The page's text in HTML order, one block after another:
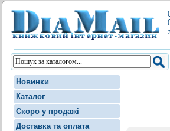
Новинки
Каталог
Скоро у продажі
Доставка та оплата